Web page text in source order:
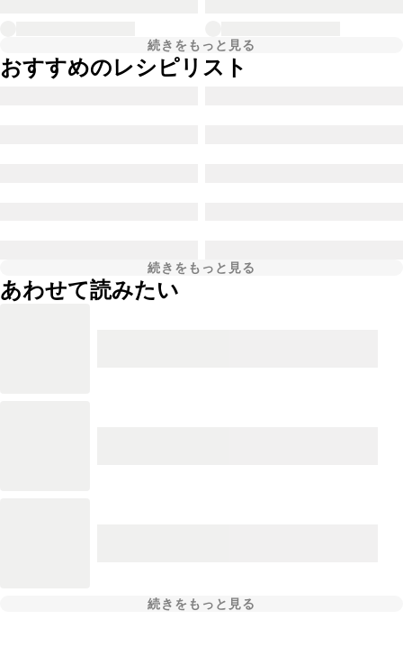
続きをもっと見る
おすすめのレシピリスト
続きをもっと見る
あわせて読みたい
続きをもっと見る